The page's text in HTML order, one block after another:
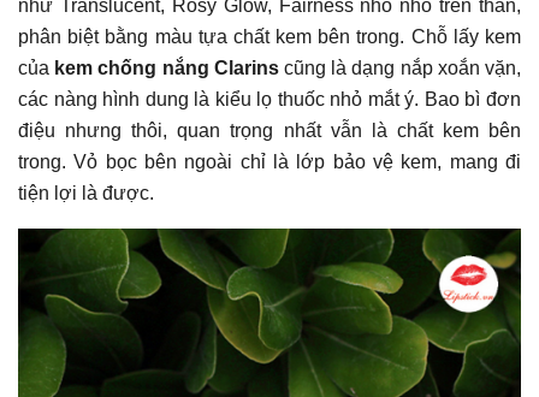
như Translucent, Rosy Glow, Fairness nho nhỏ trên thân,
phân biệt bằng màu tựa chất kem bên trong. Chỗ lấy kem
của kem chống nắng Clarinscũng là dạng nắp xoắn vặn,
các nàng hình dung là kiểu lọ thuốc nhỏ mắt ý. Bao bì đơn
điệu nhưng thôi, quan trọng nhất vẫn là chất kem bên
trong. Vỏ bọc bên ngoài chỉ là lớp bảo vệ kem, mang đi
tiện lợi là được.